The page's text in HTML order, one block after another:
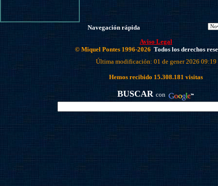
Navegación rápida
Aviso Legal
© Miquel Pontes 1996-2026 Todos los derechos
Última modificación: 01 de gener 2026 09:19
Hemos recibido 15.308.181 visitas
BUSCAR con